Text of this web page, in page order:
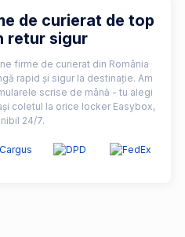
de curierat de top
retur sigur
firme de curierat din România
rapid și sigur la destinație. Am
scrise de mână - tu alegi
coletul la orice locker Easybox,
24/7.